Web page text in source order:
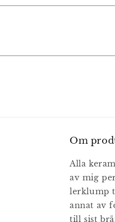
Om
Alla
av mig
lerklump
annat av
till sist